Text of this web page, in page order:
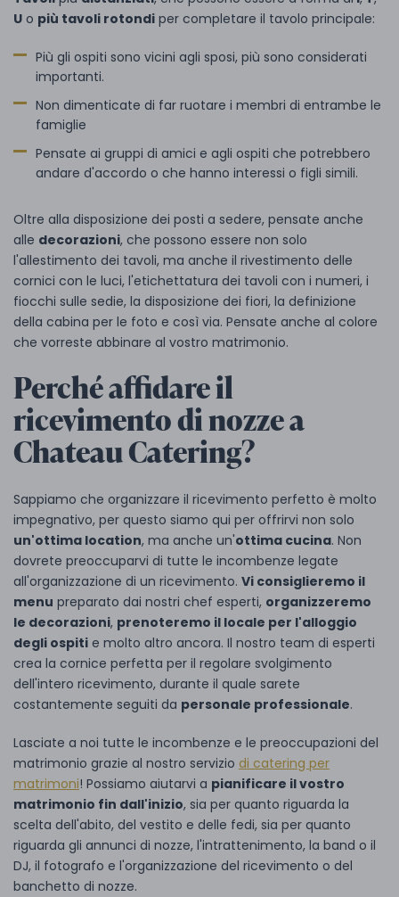
U o più tavoli rotondi per completare il tavolo principale:
Più gli ospiti sono vicini agli sposi, più sono considerati
importanti.
Non dimenticate di far ruotare i membri di entrambe le
famiglie
Pensate ai gruppi di amici e agli ospiti che potrebbero
andare d'accordo o che hanno interessi o figli simili.
Oltre alla disposizione dei posti a sedere, pensate anche
alle decorazioni, che possono essere non solo
l'allestimento dei tavoli, ma anche il rivestimento delle
cornici con le luci, l'etichettatura dei tavoli con i numeri, i
fiocchi sulle sedie, la disposizione dei fiori, la definizione
della cabina per le foto e così via. Pensate anche al colore
che vorreste abbinare al vostro matrimonio.
Perché affidare il
ricevimento di nozze a
Chateau Catering?
Sappiamo che organizzare il ricevimento perfetto è molto
impegnativo, per questo siamo qui per offrirvi non solo
un'ottima location, ma anche un'ottima cucina. Non
dovrete preoccuparvi di tutte le incombenze legate
all'organizzazione di un ricevimento. Vi consiglieremo il
menu preparato dai nostri chef esperti, organizzeremo
le decorazioni, prenoteremo il locale per l'alloggio
degli ospiti e molto altro ancora. Il nostro team di esperti
crea la cornice perfetta per il regolare svolgimento
dell'intero ricevimento, durante il quale sarete
costantemente seguiti da personale professionale.
Lasciate a noi tutte le incombenze e le preoccupazioni del
matrimonio grazie al nostro servizio di catering per
matrimoni! Possiamo aiutarvi a pianificare il vostro
matrimonio fin dall'inizio, sia per quanto riguarda la
scelta dell'abito, del vestito e delle fedi, sia per quanto
riguarda gli annunci di nozze, l'intrattenimento, la band o il
DJ, il fotografo e l'organizzazione del ricevimento o del
banchetto di nozze.